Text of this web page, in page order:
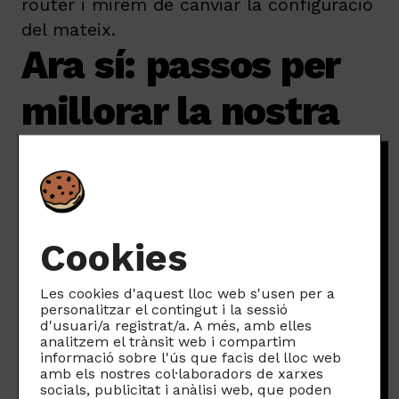
Cookies
Les cookies d'aquest lloc web s'usen per a
personalitzar el contingut i la sessió
d'usuari/a registrat/a. A més, amb elles
analitzem el trànsit web i compartim
informació sobre l'ús que facis del lloc web
amb els nostres col·laboradors de xarxes
socials, publicitat i anàlisi web, que poden
router i mirem de canviar la configuració
del mateix.
Ara sí: passos per
millorar la nostra
xarxa wifi
Un cop hagis vist a quins canals et pots
connectar, hauràs d’anar a dins del
router i fer els ajustaments
corresponents.
Necessitarem 1) l’adreça IP del router,
2) l’usuari i 3) la contrasenya.
Normalment trobareu tota aquesta
informació a una enganxina al propi